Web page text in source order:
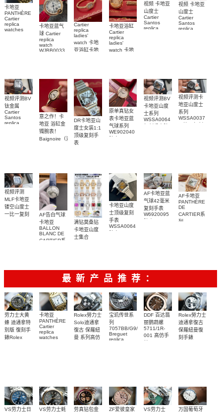
卡地亚
PANTHÈRE
Cartier
replica
watches
卡地亚蓝气
球 Cartier
replica
watch
WJBB0033
Cartier
replica
ladies'
watch 卡地
亚浴缸卡地
卡地亚浴缸
Cartier
replica
ladies'
watch 卡地
视频 卡地亚
山度士
Cartier
Santos
replica
视频 卡地亚
山度士
Cartier
Santos
replica
视频评测BV
钛金属
Cartier
Santos
replica
意之作！卡
地亚 浴缸金
镯腕表！
Baignoire（浴
DR卡地亚山
度士女装1:1
顶级复刻手
表
原单真钻女
表卡地亚蓝
气球系列
WE902040
视频评测BV
卡地亚山度
士系列
WSSA0064
视频评测卡
地亚山度士
系列
WSSA0037
视频评测
MLF卡地亚
镂空山度士
一比一复刻
AF告白气球
卡地亚
BALLON
BLANC DE
CARTIER系
满钻莫桑钻
卡地亚山度
士集合
卡地亚山度
士顶级复刻
手表
WSSA0064
AF卡地亚蓝
气球42毫米
复刻手表
W6920095
AF卡地亚
PANTHÈRE
DE
CARTIER系
列
最新产品推荐：
劳力士大黄
蜂 迪通拿特
别版 復刻手
錶Rolex
卡地亚
PANTHÈRE
Cartier
replica
watches
Rolex勞力士
Solo迪通拿
復古 保羅紐
曼 系列高仿
宝玑传世系
列
7057BB/G9/9W6
Breguet
replica
DDF 百达翡
丽鹦鹉螺
5711/1R-
001 高仿手
Rolex勞力士
迪通拿復古
保羅紐曼復
刻手錶
VS劳力士日
VS劳力士蚝
劳真钻包金
ZF爱彼皇家
VS劳力士
万国葡萄牙